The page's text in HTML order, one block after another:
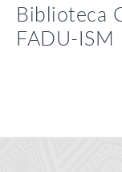
Biblioteca
FADU-ISM